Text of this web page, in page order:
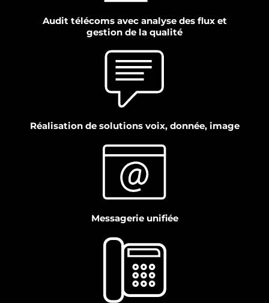
Audit télécoms avec analyse des flux et
gestion de la qualité
Réalisation de solutions voix, donnée, image
Messagerie unifiée